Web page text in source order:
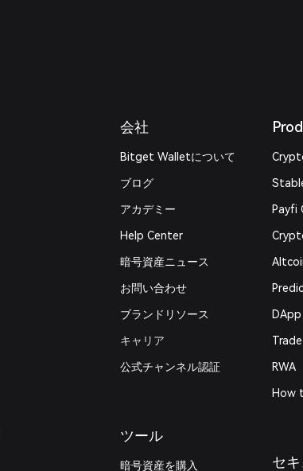
会社
Bitget Walletについて
ブログ
アカデミー
Help Center
暗号資産ニュース
お問い合わせ
ブランドリソース
キャリア
公式チャンネル認証
ツール
暗号資産を購入
Payfi
DApp
Trade
RWA
How
セ